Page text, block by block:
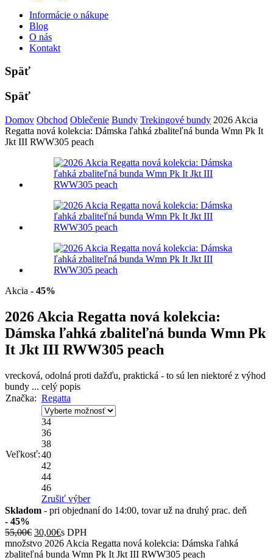
Informácie o nákupe
Blog
O nás
Kontakt
Späť
Späť
Domov Obchod Oblečenie Bundy Trekingové bundy 2026 Akcia
Regatta nová kolekcia: Dámska ľahká zbaliteľná bunda Wmn Pk It
Jkt III RWW305 peach
Akcia - 45%
2026 Akcia Regatta nová kolekcia:
Dámska ľahká zbaliteľná bunda Wmn Pk
It Jkt III RWW305 peach
vrecková, odolná proti dažďu, praktická - to sú len niektoré z výhod
bundy ... celý popis
Značka: Regatta
Veľkosť:
34
36
38
40
42
44
46
Zrušiť výber
Skladom - pri objednaní do 14:00, tovar už na druhý prac. deň
- 45%
55,00€ 30,00€s DPH
množstvo 2026 Akcia Regatta nová kolekcia: Dámska ľahká
zbaliteľná bunda Wmn Pk It Jkt III RWW305 peach